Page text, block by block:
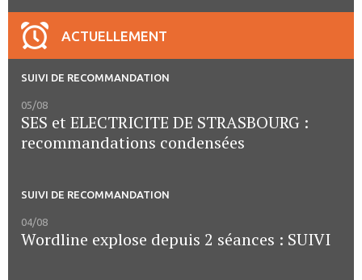
ACTUELLEMENT
SUIVI DE RECOMMANDATION
05/08
SES et ELECTRICITE DE STRASBOURG :
recommandations condensées
SUIVI DE RECOMMANDATION
04/08
Wordline explose depuis 2 séances : SUIVI